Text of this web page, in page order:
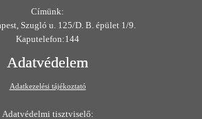
Címünk:
Szugló u. 125/D. B. épület 1/9.
Kaputelefon:144
Adatvédelem
Adatkezelési tájékoztató
Adatvédelmi tisztviselő: